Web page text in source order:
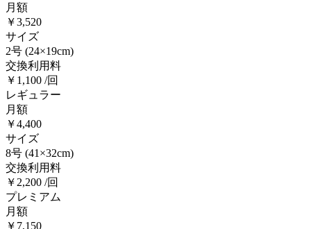
月額
￥3,520
サイズ
2号 (24×19cm)
交換利用料
￥1,100 /回
レギュラー
月額
￥4,400
サイズ
8号 (41×32cm)
交換利用料
￥2,200 /回
プレミアム
月額
￥7,150